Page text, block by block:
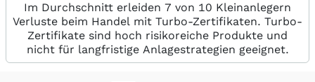
Im Durchschnitt erleiden 7 von 10 Kleinanlegern
Verluste beim Handel mit Turbo-Zertifikaten. Turbo-
Zertifikate sind hoch risikoreiche Produkte und
nicht für langfristige Anlagestrategien geeignet.